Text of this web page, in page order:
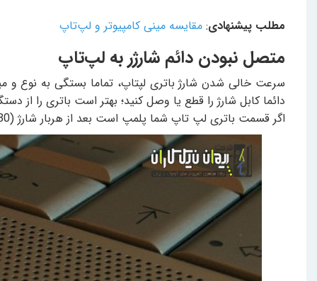
مطلب پیشنهادی: مقایسه مینی کامپیوتر و لپ‌تاپ
متصل نبودن دائم شارژر به لپ‌تاپ
سرعت خالی شدن شارژ باتری لپتاپ، تماما بستگی به نوع و
دائما کابل شارژ را قطع یا وصل کنید؛ بهتر است باتری را از
اگر قسمت باتری لپ تاپ شما پلمپ است بعد از هربار شارژ (80 درصد) شارژر را از دستگاه جدا کنید چرا که اتصال دائم شارژ به باتری باعث گرم شدن آن شده و به تدریج ظرفیت آن را کاهش میدهد.